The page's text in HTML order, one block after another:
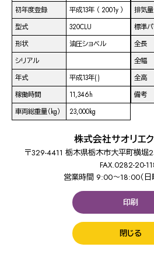
初年度登録
平成13年 （ 2001y ）
型式
320CLU
形状
油圧ショベル
シリアル
年式
平成13年( )
稼働時間
11,346h
車両総重量（kg）
23,000kg
排気量
標準
全長
全幅
全高
備考
株式会社サオリエ
〒329-4411 栃木県栃木市大平町横
FAX.0282-20-
営業時間 9:00～18:00（日
印刷
閉じる